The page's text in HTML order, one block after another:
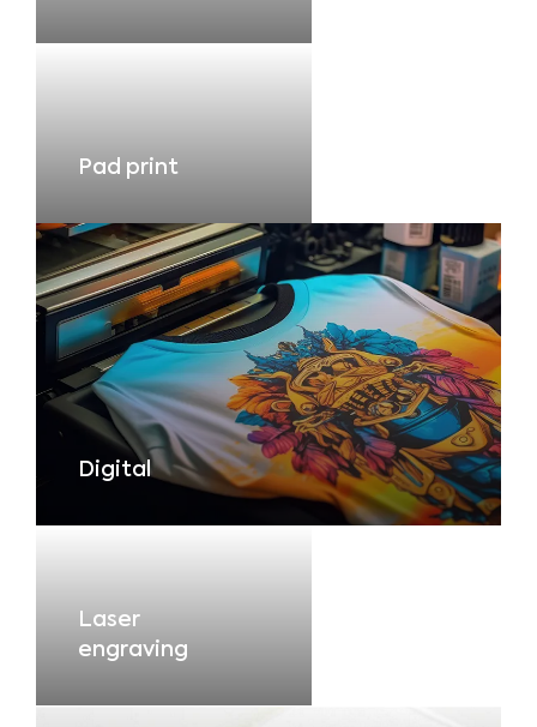
Pad print
Digital
Laser
engraving